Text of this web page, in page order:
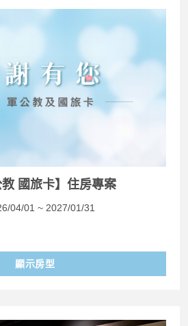
國旅卡】住房專案
04/01 ~ 2027/01/31
顯示房型